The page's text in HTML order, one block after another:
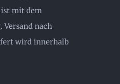
ist mit dem
Versand nach
wird innerhalb